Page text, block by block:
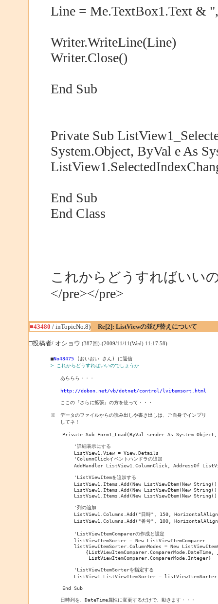
Line = Me.TextBox1.Text &
Writer.WriteLine(Line)
Writer.Close()
End Sub
Private Sub
System.Object, ByVal e As
End Sub
End Class
これからどうすればいい
</pre></pre>
■43480 / inTopicNo.8) Re[2]: ListViewの並び替えについて
□投稿者/ オショウ (387回)-(2009/11/11(Wed) 11:17:58)
■No43475
(おいおい さん) に返信
> これからどうすればいいのでしょうか
あららら・・・
http://dobon.net/vb/dotnet/control/lvitemsort.html
ここの『さらに拡張』の方を使って・・・
※　データのファイルからの読み出しや書き出しは、ご自身でインプリ
してネ！
Private Sub Form1_Load(ByVal sender As
        '詳細表示にする
        ListView1.View = View.Details
        'ColumnClickイベントハンドラの追加
AddHandler ListView1.ColumnClick, AddressOf
        'ListViewItemを追加する
ListView1.Items.Add(New ListViewItem(New
ListView1.Items.Add(New ListViewItem(New
ListView1.Items.Add(New ListViewItem(New
        '列の追加
ListView1.Columns.Add("日時", 150,
ListView1.Columns.Add("番号", 100,
        'ListViewItemComparerの作成と設定
        listViewItemSorter = New ListViewItemComparer
listViewItemSorter.ColumnModes = New
{ListViewItemComparer.ComparerMode.DateTime,
             ListViewItemComparer.ComparerMode.Integer}
        'ListViewItemSorterを指定する
        ListView1.ListViewItemSorter = listViewItemSorter
    End Sub
日時列を、DateTime属性に変更するだけで、動きます・・・